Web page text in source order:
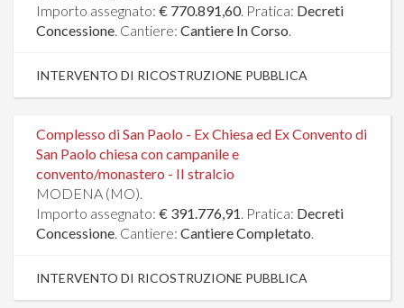
Importo assegnato: € 770.891,60. Pratica: Decreti
Concessione. Cantiere: Cantiere In Corso.
INTERVENTO DI RICOSTRUZIONE PUBBLICA
Complesso di San Paolo - Ex Chiesa ed Ex Convento di
San Paolo chiesa con campanile e
convento/monastero - II stralcio
MODENA (MO).
Importo assegnato: € 391.776,91. Pratica: Decreti
Concessione. Cantiere: Cantiere Completato.
INTERVENTO DI RICOSTRUZIONE PUBBLICA